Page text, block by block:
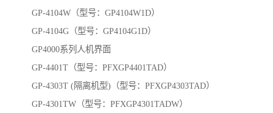
GP-4104W（型号：GP4104W1D）
GP-4104G（型号：GP4104G1D）
GP4000系列人机界面
GP-4401T（型号：PFXGP4401TAD）
GP-4303T (隔离机型)（型号：PFXGP4303TAD）
GP-4301TW（型号：PFXGP4301TADW）